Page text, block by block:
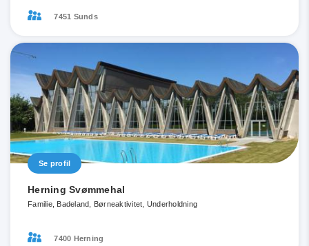
7451 Sunds
Se profil
Herning Svømmehal
Familie, Badeland, Børneaktivitet, Underholdning
7400 Herning